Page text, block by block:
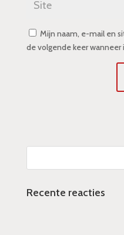
Mijn naam, e-mail en
de volgende keer wanneer
Recente reacties